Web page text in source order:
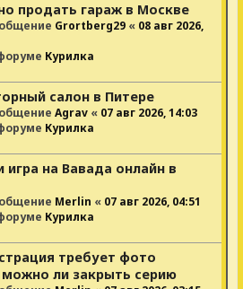
продать гараж в Москве
Grortberg29 « 08 авг 2026,
Курилка
салон в Питере
Agrav « 07 авг 2026, 14:03
Курилка
игра на Вавада онлайн в
Merlin « 07 авг 2026, 04:51
Курилка
требует фото
ли закрыть серию